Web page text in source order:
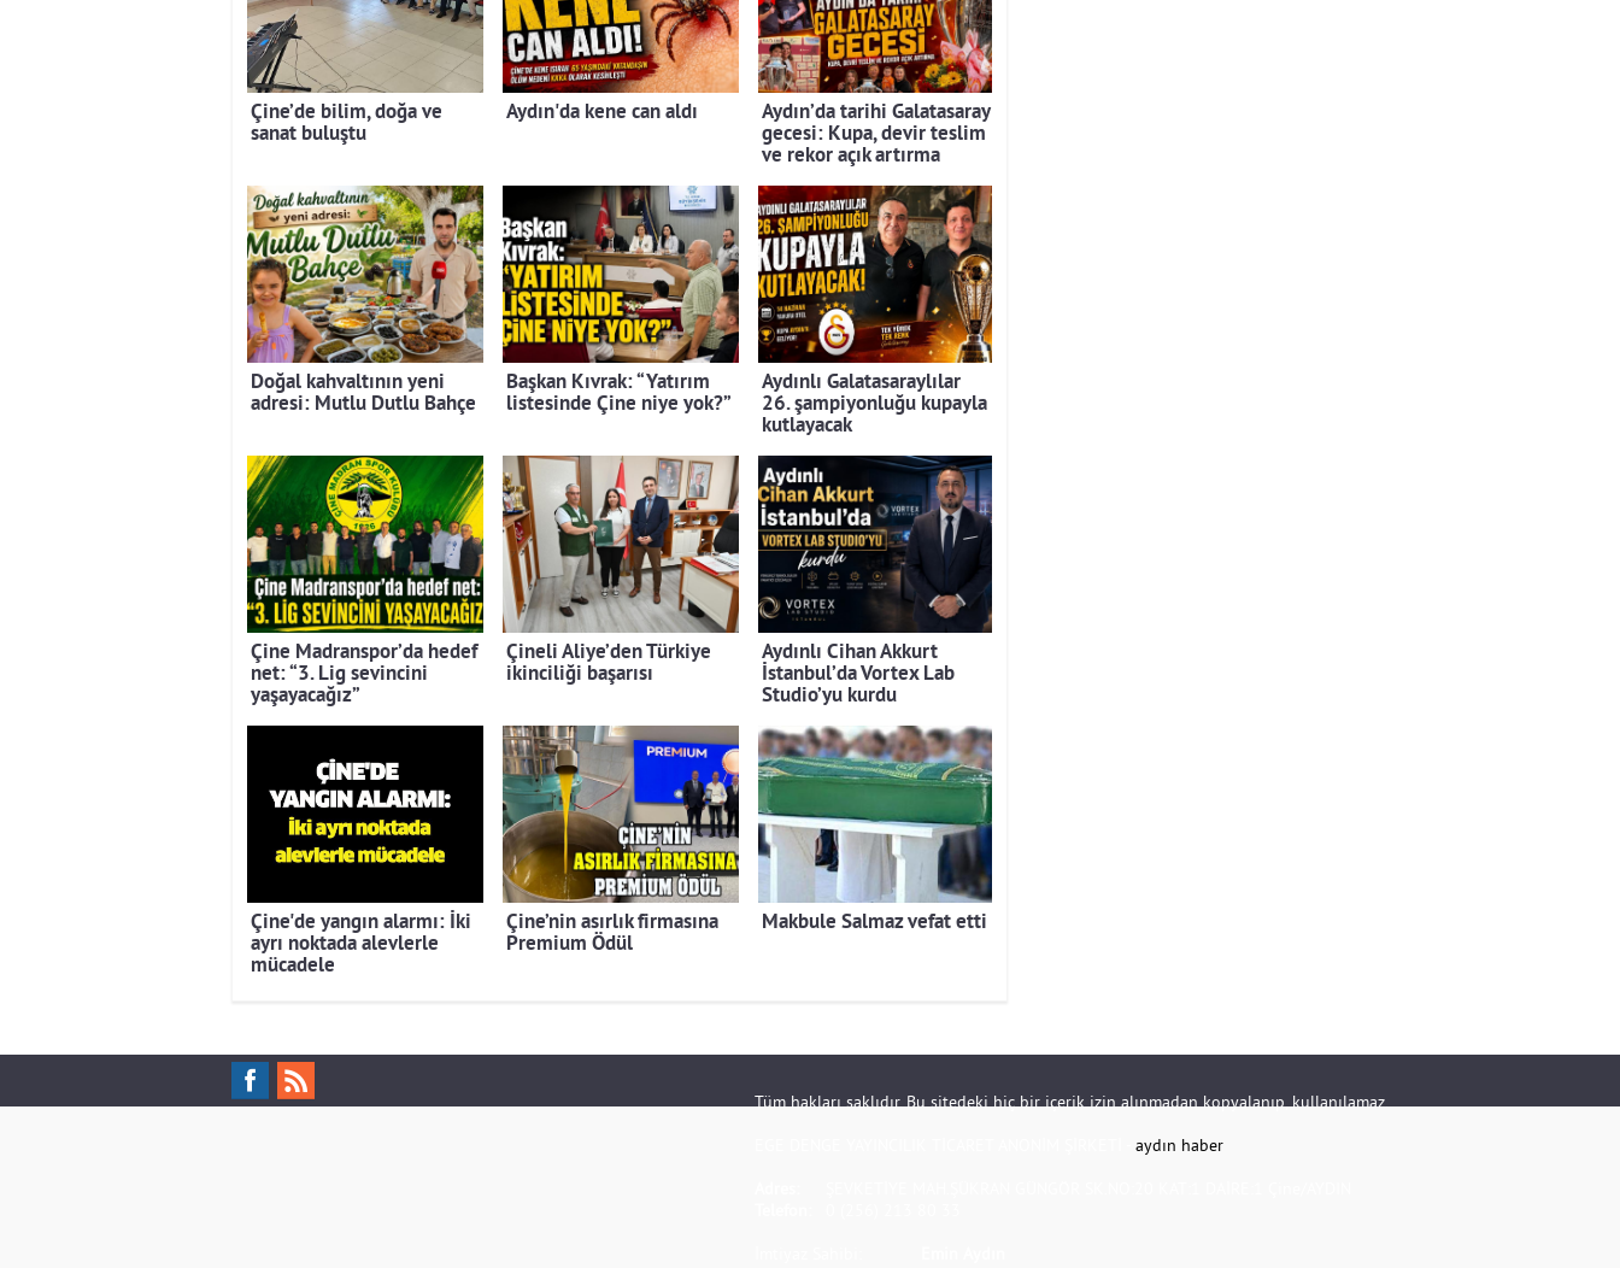
Çine’de bilim, doğa ve
sanat buluştu
Aydın'da kene can aldı
Aydın’da tarihi Galatasaray
gecesi: Kupa, devir teslim
ve rekor açık artırma
Doğal kahvaltının yeni
adresi: Mutlu Dutlu Bahçe
Başkan Kıvrak: “Yatırım
listesinde Çine niye yok?”
Aydınlı Galatasaraylılar
26. şampiyonluğu kupayla
kutlayacak
Çine Madranspor’da hedef
net: “3. Lig sevincini
yaşayacağız”
Çineli Aliye’den Türkiye
ikinciliği başarısı
Aydınlı Cihan Akkurt
İstanbul’da Vortex Lab
Studio’yu kurdu
Çine'de yangın alarmı: İki
ayrı noktada alevlerle
mücadele
Çine’nin asırlık firmasına
Premium Ödül
Makbule Salmaz vefat etti
Tüm hakları saklıdır. Bu sitedeki hiç bir içerik izin alınmadan kopyalanıp, kullanılamaz.
aydın haber